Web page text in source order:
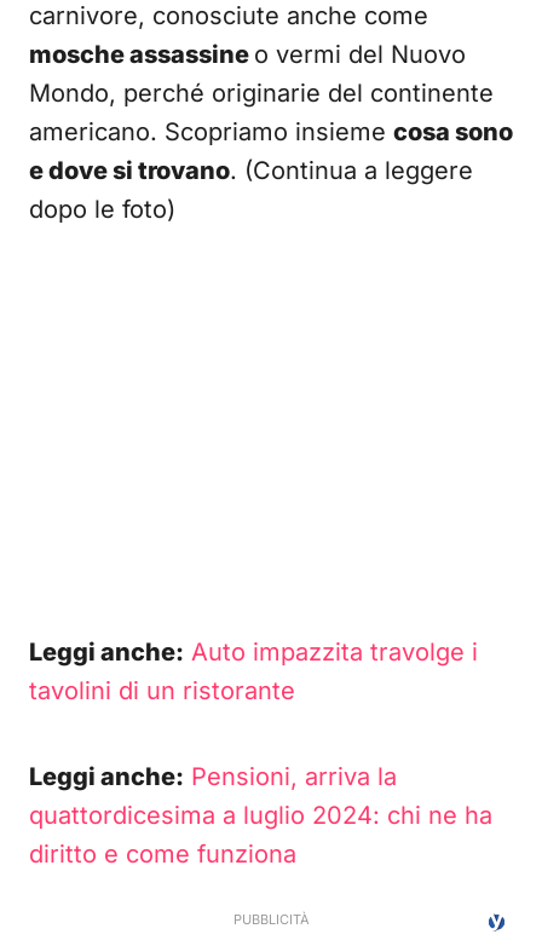
carnivore, conosciute anche come
mosche assassine o vermi del Nuovo
Mondo, perché originarie del continente
americano. Scopriamo insieme cosa sono
e dove si trovano. (Continua a leggere
dopo le foto)
Leggi anche: Auto impazzita travolge i
tavolini di un ristorante
Leggi anche: Pensioni, arriva la
quattordicesima a luglio 2024: chi ne ha
diritto e come funziona